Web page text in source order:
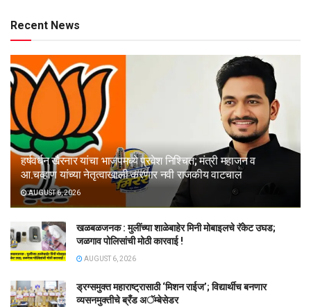
Recent News
हर्षवर्धन खैरनार यांचा भाजपमध्ये प्रवेश निश्चित; मंत्री महाजन व
आ.चव्हाण यांच्या नेतृत्वाखाली करणार नवी राजकीय वाटचाल
AUGUST 6, 2026
खळबळजनक : मुलींच्या शाळेबाहेर मिनी मोबाइलचे रॅकेट उघड;
जळगाव पोलिसांची मोठी कारवाई !
AUGUST 6, 2026
ड्रग्समुक्त महाराष्ट्रासाठी ‘मिशन राईज’; विद्यार्थीच बनणार
व्यसनमुक्तीचे ब्रँड अॅम्बेसेडर